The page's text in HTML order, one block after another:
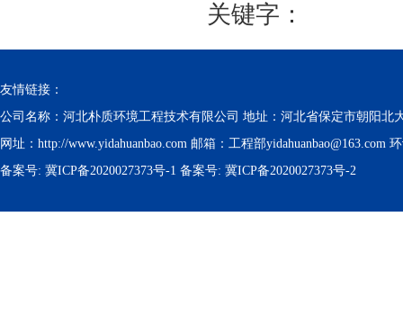
关键字：
友情链接：
公司名称：河北朴质环境工程技术有限公司 地址：河北省保定市朝阳北
网址：http://www.yidahuanbao.com 邮箱：工程部yidahuanbao@163.com
备案号: 冀ICP备2020027373号-1 备案号: 冀ICP备2020027373号-2